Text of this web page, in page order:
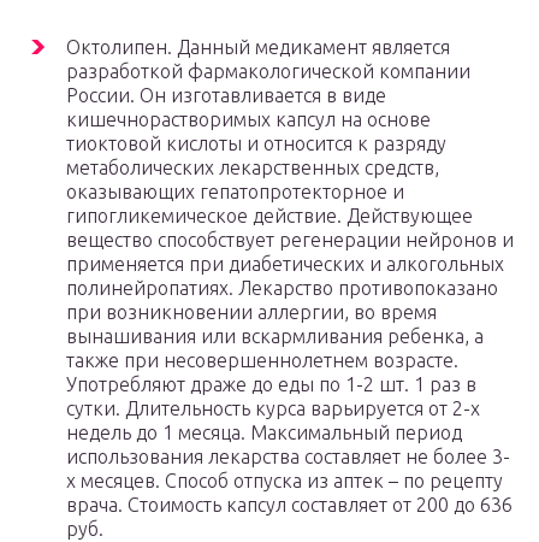
Октолипен. Данный медикамент является
разработкой фармакологической компании
России. Он изготавливается в виде
кишечнорастворимых капсул на основе
тиоктовой кислоты и относится к разряду
метаболических лекарственных средств,
оказывающих гепатопротекторное и
гипогликемическое действие. Действующее
вещество способствует регенерации нейронов и
применяется при диабетических и алкогольных
полинейропатиях. Лекарство противопоказано
при возникновении аллергии, во время
вынашивания или вскармливания ребенка, а
также при несовершеннолетнем возрасте.
Употребляют драже до еды по 1-2 шт. 1 раз в
сутки. Длительность курса варьируется от 2-х
недель до 1 месяца. Максимальный период
использования лекарства составляет не более 3-
х месяцев. Способ отпуска из аптек – по рецепту
врача. Стоимость капсул составляет от 200 до 636
руб.